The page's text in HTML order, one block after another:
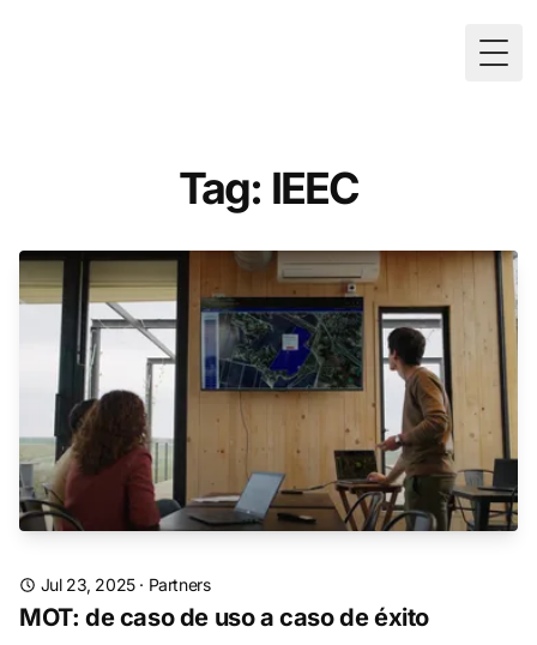
Tag: IEEC
Jul 23, 2025· Partners
MOT: de caso de uso a caso de éxito